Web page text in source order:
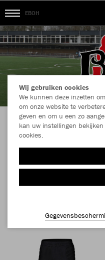
EBOH
Welkom in de
Wij gebruiken cookies
We kunnen deze inzetten
om onze website te
geven en om u een zo
kan uw instellingen
cookies.